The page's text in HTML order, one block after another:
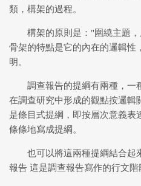
類，構架的過程。
構架的原則是："圍繞主題
骨架的特點是它的內在的邏輯性
明。
調查報告的提綱有兩種，一
在調查研究中形成的觀點按邏輯
是條目式提綱，即按層次意義表
條條地寫成提綱。
也可以將這兩種提綱結合起
報告 這是調查報告寫作的行文階